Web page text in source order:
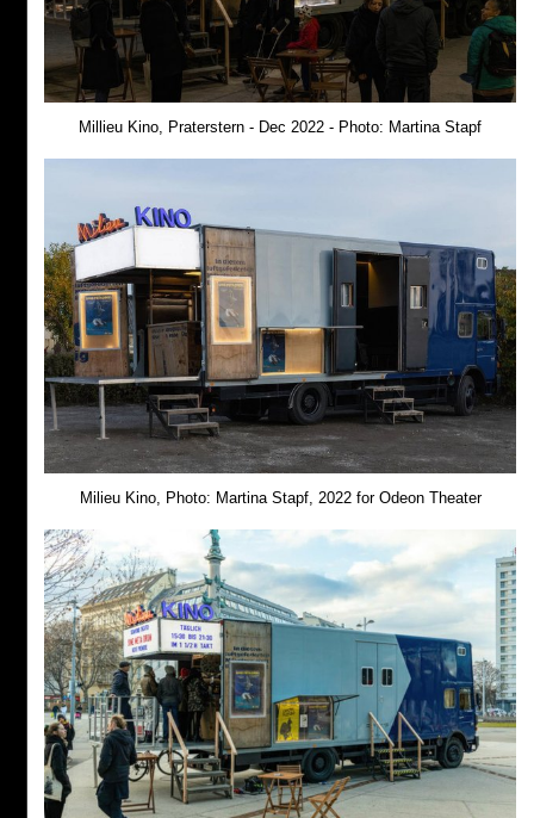
Millieu Kino, Praterstern - Dec 2022 - Photo: Martina Stapf
Milieu Kino, Photo: Martina Stapf, 2022 for Odeon Theater
Start
Anreise
Kontakt
Impressum
Privacy Policy
FÖRDERGEBER:INNEN & SPONSOREN